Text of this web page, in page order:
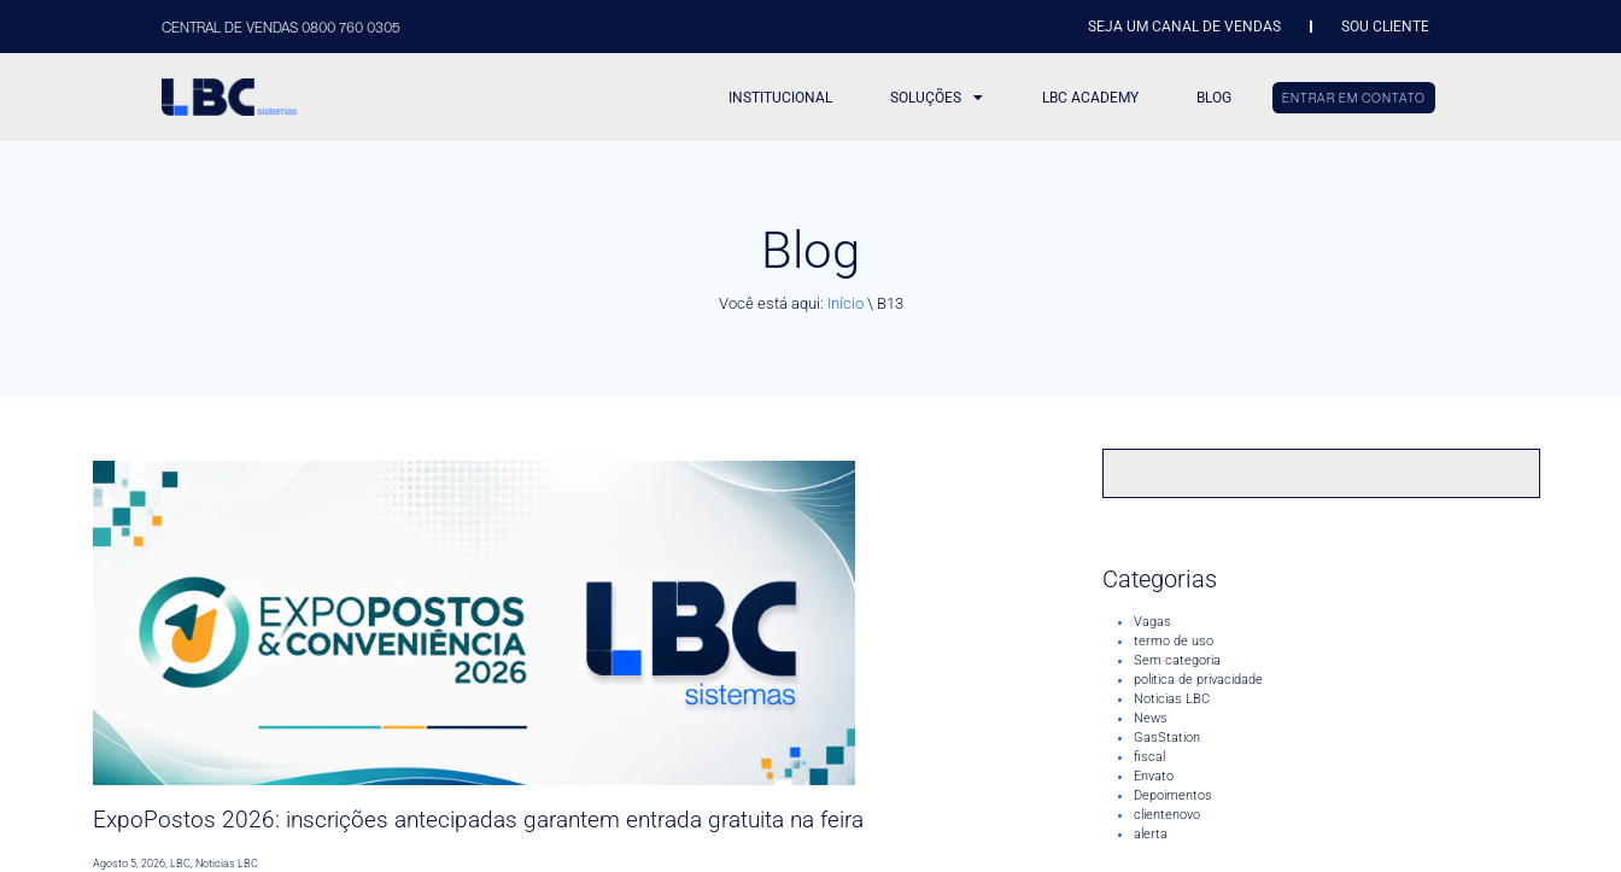
CENTRAL DE VENDAS 0800 760 0305 SEJA UM CANAL DE VENDAS SOU CLIENTE
INSTITUCIONAL SOLUÇÕES LBC ACADEMY BLOG ENTRAR EM CONTATO
Blog
Você está aqui: Início\ B13
ExpoPostos 2026: inscrições antecipadas garantem entrada gratuita na feira
Agosto 5, 2026,LBC,Noticias LBC
Categorias
Vagas
termo de uso
Sem categoria
politica de privacidade
Noticias LBC
News
GasStation
fiscal
Envato
Depoimentos
clientenovo
alerta